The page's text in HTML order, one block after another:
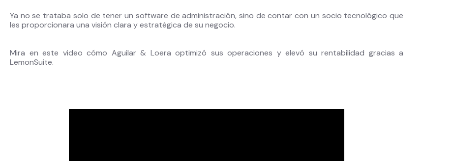
Ya no se trataba solo de tener un software de administración, sino de contar con un socio tecnológico que
les proporcionara una visión clara y estratégica de su negocio.
Mira en este video cómo Aguilar & Loera optimizó sus operaciones y elevó su rentabilidad gracias a
LemonSuite.